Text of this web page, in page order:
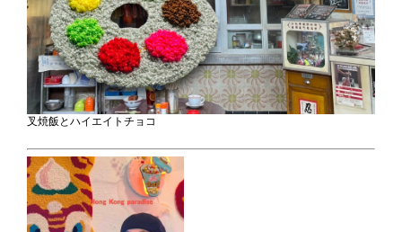
叉焼飯とハイエイトチョコ